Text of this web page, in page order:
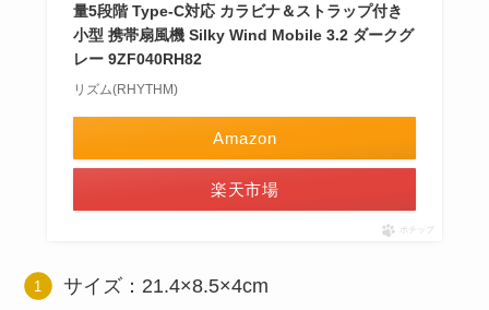
量5段階 Type-C対応 カラビナ＆ストラップ付き
小型 携帯扇風機 Silky Wind Mobile 3.2 ダークグ
レー 9ZF040RH82
リズム(RHYTHM)
Amazon
楽天市場
ポチップ
サイズ：21.4×8.5×4cm